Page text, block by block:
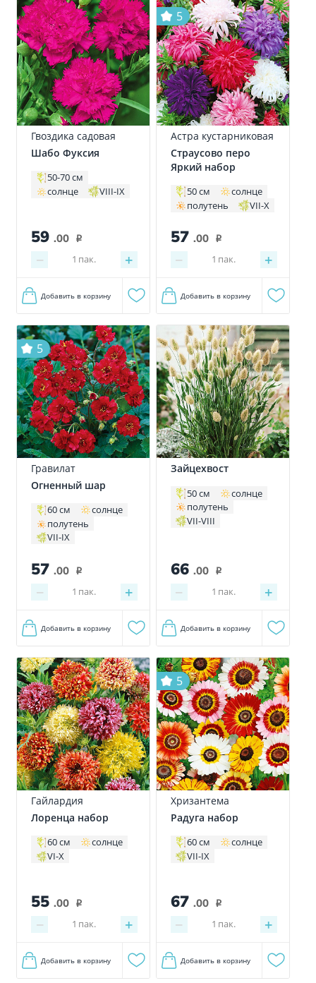
Гвоздика садовая
Шабо Фуксия
50-70 см
солнце
VIII-IX
59 .00 i
− +
1 пак.
Добавить в корзину
5
Астра кустарниковая
Страусово перо
Яркий набор
50 см
солнце
полутень
VII-X
57 .00 i
− +
1 пак.
Добавить в корзину
5
Гравилат
Огненный шар
60 см
солнце
полутень
VII-IX
57 .00 i
− +
1 пак.
Добавить в корзину
Зайцехвост
50 см
солнце
полутень
VII-VIII
66 .00 i
− +
1 пак.
Добавить в корзину
Гайлардия
Лоренца набор
60 см
солнце
VI-X
55 .00 i
− +
1 пак.
Добавить в корзину
5
Хризантема
Радуга набор
60 см
солнце
VII-IX
67 .00 i
− +
1 пак.
Добавить в корзину